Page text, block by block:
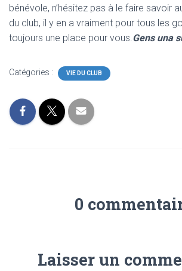
bénévole, n’hésitez pas à le faire savoir
du club, il y en a vraiment pour tous les
toujours une place pour vous.Gens una
Catégories : VIE DU CLUB
0
Laisser un